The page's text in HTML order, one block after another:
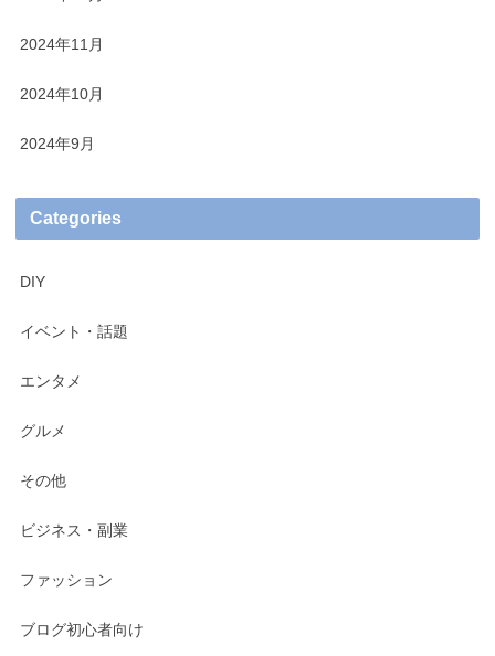
2024年11月
2024年10月
2024年9月
Categories
DIY
イベント・話題
エンタメ
グルメ
その他
ビジネス・副業
ファッション
ブログ初心者向け